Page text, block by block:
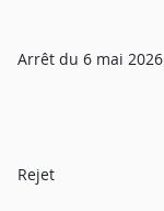
Arrêt du 6 mai 2026
Rejet